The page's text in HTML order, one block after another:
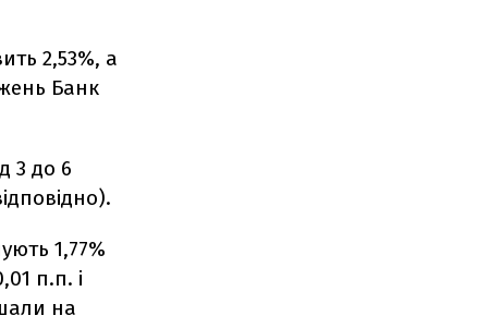
2,53%, а
Банк
3 до 6
1,77%
п.п. і
на